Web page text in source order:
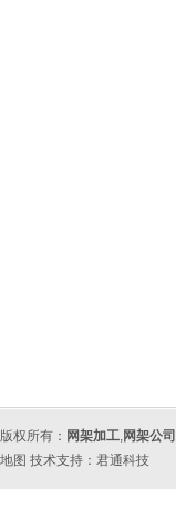
版权所有： 网架加工,网架公司
地图 技术支持： 君通科技